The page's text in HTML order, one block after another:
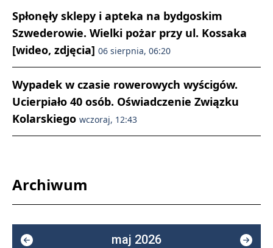
Spłonęły sklepy i apteka na bydgoskim
Szwederowie. Wielki pożar przy ul. Kossaka
[wideo, zdjęcia] 06 sierpnia, 06:20
Wypadek w czasie rowerowych wyścigów.
Ucierpiało 40 osób. Oświadczenie Związku
Kolarskiego wczoraj, 12:43
Archiwum
maj 2026